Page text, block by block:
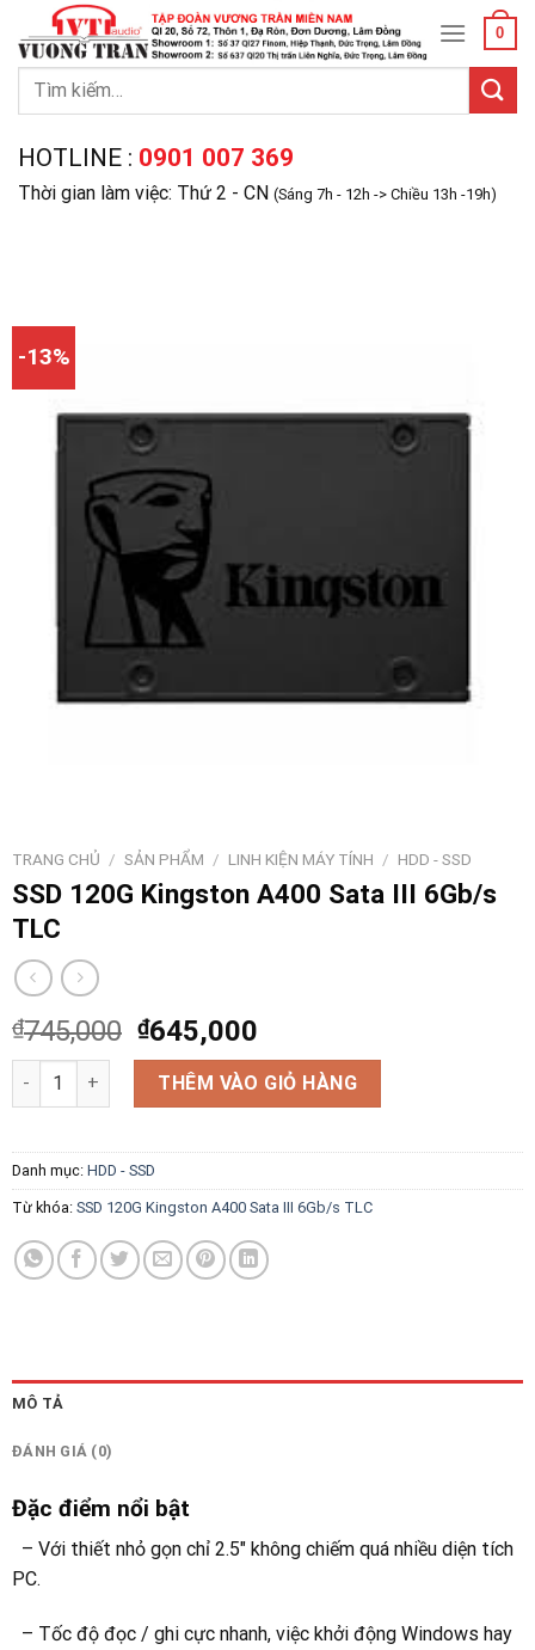
content
0
Tìm
HOTLINE : 0901 007 369
Thời gian làm việc: Thứ 2 - CN (Sáng 7h - 12h -> Chiều 13h -19h)
-13%
TRANG CHỦ / SẢN PHẨM / LINH KIỆN MÁY TÍNH / HDD - SSD
SSD 120G Kingston A400 Sata III 6Gb/s
TLC
₫745,000 ₫645,000
SSD 120G Kingston A400 Sata III 6Gb/s TLC số lượng
THÊM VÀO GIỎ HÀNG
Danh mục: HDD - SSD
Từ khóa: SSD 120G Kingston A400 Sata III 6Gb/s TLC
MÔ TẢ
ĐÁNH GIÁ (0)
Đặc điểm nổi bật
– Với thiết nhỏ gọn chỉ 2.5″ không chiếm quá nhiều diện tích
PC.
– Tốc độ đọc / ghi cực nhanh, việc khởi động Windows hay